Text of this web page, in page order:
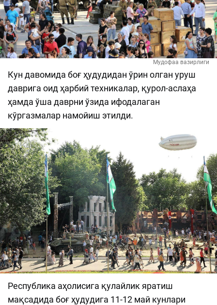
Мудофаа вазирлиги
Кун давомида боғ ҳудудидан ўрин олган уруш
даврига оид ҳарбий техникалар, қурол-аслаҳа
ҳамда ўша даврни ўзида ифодалаган
кўргазмалар намойиш этилди.
Республика аҳолисига қулайлик яратиш
мақсадида боғ ҳудудига 11-12 май кунлари